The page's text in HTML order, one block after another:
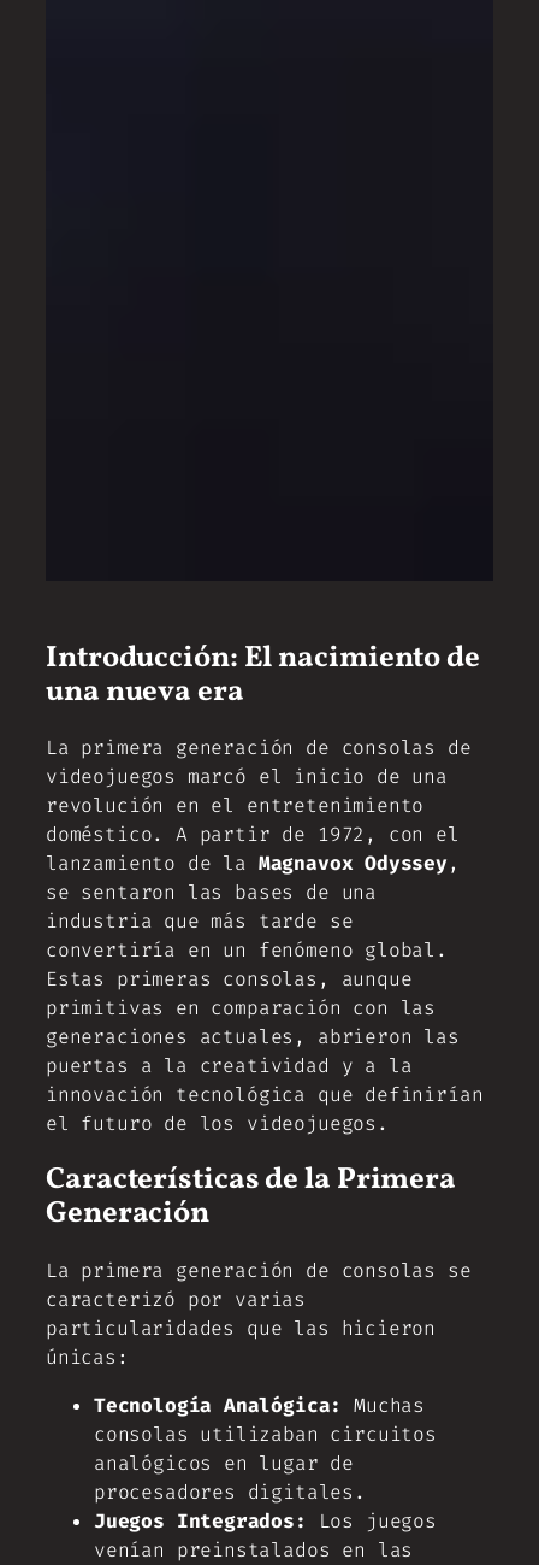
Introducción: El nacimiento de
una nueva era
La primera generación de consolas de
videojuegos marcó el inicio de una
revolución en el entretenimiento
doméstico. A partir de 1972, con el
lanzamiento de la Magnavox Odyssey,
se sentaron las bases de una
industria que más tarde se
convertiría en un fenómeno global.
Estas primeras consolas, aunque
primitivas en comparación con las
generaciones actuales, abrieron las
puertas a la creatividad y a la
innovación tecnológica que definirían
el futuro de los videojuegos.
Características de la Primera
Generación
La primera generación de consolas se
caracterizó por varias
particularidades que las hicieron
únicas:
Tecnología Analógica:
Muchas
consolas utilizaban circuitos
analógicos en lugar de
procesadores digitales.
Juegos Integrados:
Los juegos
venían preinstalados en las